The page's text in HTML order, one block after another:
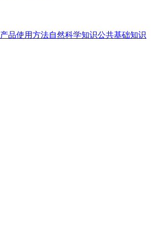
产品使用方法自然科学知识公共基础知识